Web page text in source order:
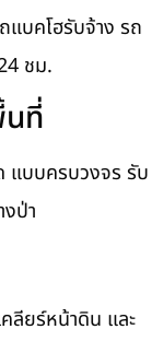
แบคโฮรับจ้าง รถ
ชม.
นที่
แบบครบวงจร รับ
ป่า
ลียร์หน้าดิน และ